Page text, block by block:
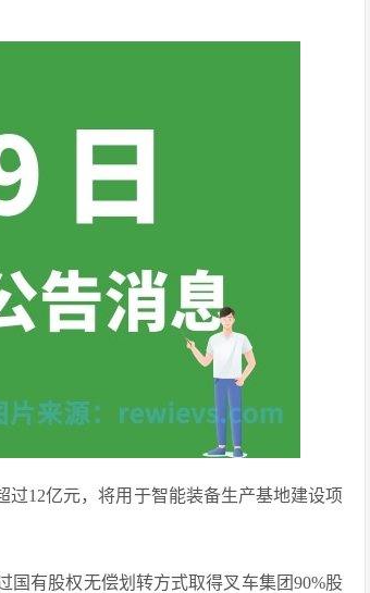
过12亿元，将用于智能装备生产基地建设项
国有股权无偿划转方式取得叉车集团90%股